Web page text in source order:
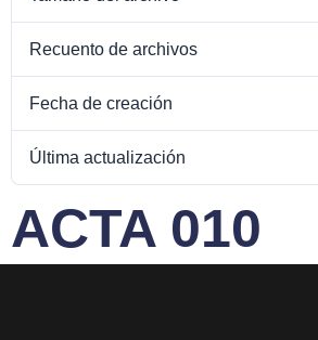
Recuento de archivos
Fecha de creación
Última actualización
ACTA 010